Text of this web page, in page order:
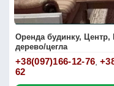
Оренда будинку, Центр,
дерево/цегла
+38(097)166-12-76 ,
62